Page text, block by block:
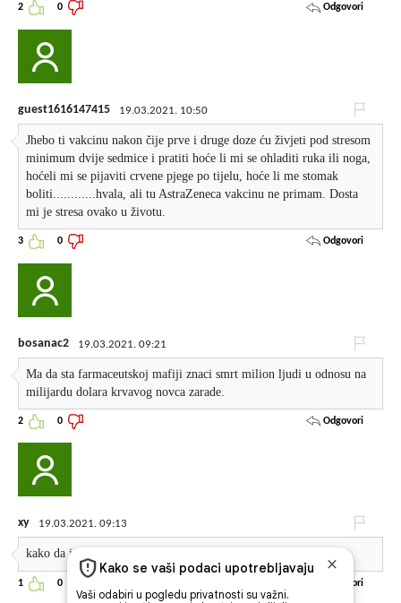
2 0 Odgovori
guest1616147415 19.03.2021. 10:50
Jhebo ti vakcinu nakon čije prve i druge doze ću živjeti pod stresom
minimum dvije sedmice i pratiti hoće li mi se ohladiti ruka ili noga,
hoćeli mi se pijaviti crvene pjege po tijelu, hoće li me stomak
boliti............hvala, ali tu AstraZeneca vakcinu ne primam. Dosta
mi je stresa ovako u životu.
3 0 Odgovori
bosanac2 19.03.2021. 09:21
Ma da sta farmaceutskoj mafiji znaci smrt milion ljudi u odnosu na
milijardu dolara krvavog novca zarade.
2 0 Odgovori
xy 19.03.2021. 09:13
kako da imam simptome kad nema vakcina ?
1 0 Odgovori